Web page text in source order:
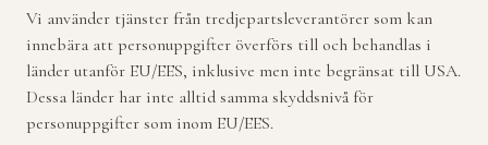
Vi använder tjänster från tredjepartsleverantörer som kan
innebära att personuppgifter överförs till och behandlas i
länder utanför EU/EES, inklusive men inte begränsat till USA.
Dessa länder har inte alltid samma skyddsnivå för
personuppgifter som inom EU/EES.